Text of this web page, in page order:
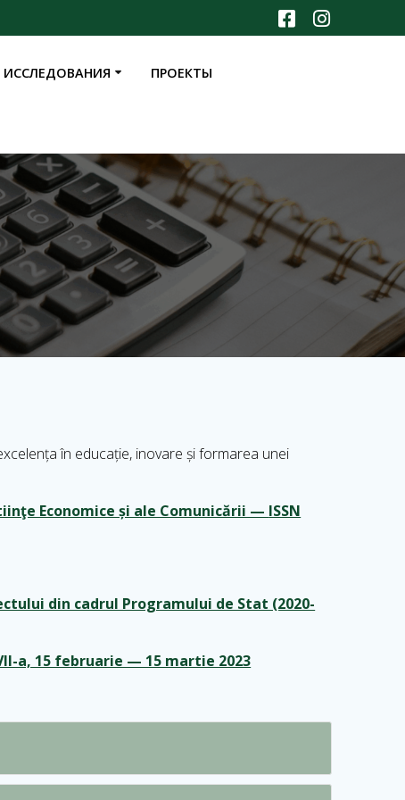
ИССЛЕДОВАНИЯ ПРОЕКТЫ
în educație, inovare și formarea unei
Economice și ale Comunicării — ISSN
din cadrul Programului de Stat (2020-
a, 15 februarie — 15 martie 2023